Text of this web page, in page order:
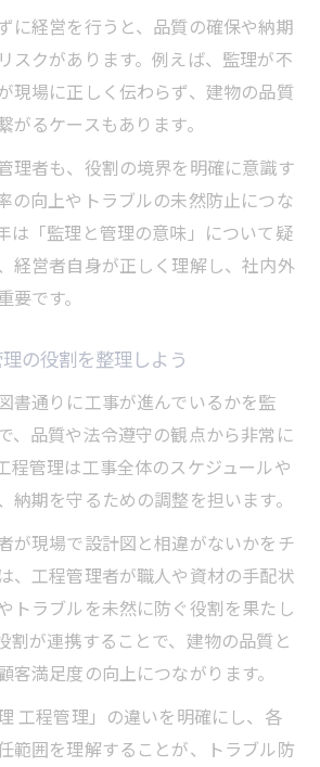
に経営を行うと、品質の確保や納期
スクがあります。例えば、監理が不
現場に正しく伝わらず、建物の品質
がるケースもあります。
理者も、役割の境界を明確に意識す
の向上やトラブルの未然防止につな
は「監理と管理の意味」について疑
経営者自身が正しく理解し、社内外
です。
の役割を整理しよう
書通りに工事が進んでいるかを監
、品質や法令遵守の観点から非常に
程管理は工事全体のスケジュールや
納期を守るための調整を担います。
が現場で設計図と相違がないかをチ
、工程管理者が職人や資材の手配状
トラブルを未然に防ぐ役割を果たし
割が連携することで、建物の品質と
客満足度の向上につながります。
工程管理」の違いを明確にし、各
範囲を理解することが、トラブル防